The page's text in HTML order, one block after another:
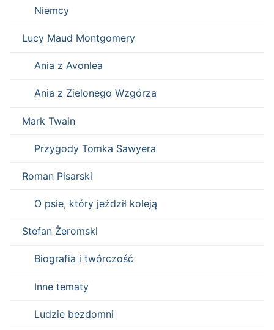
Niemcy
Lucy Maud Montgomery
Ania z Avonlea
Ania z Zielonego Wzgórza
Mark Twain
Przygody Tomka Sawyera
Roman Pisarski
O psie, który jeździł koleją
Stefan Żeromski
Biografia i twórczość
Inne tematy
Ludzie bezdomni